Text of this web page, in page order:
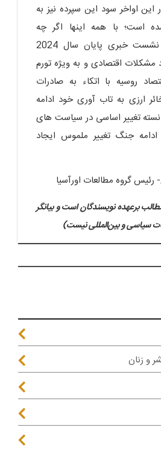
این اواخر سود این سپرده نیز به
است؛ با همه اینها اگر چه
پرزیدنت پوتین در نشست خبری پایان سال 2024
مشکلات اقتصادی و به ویژه تورم
روسیه با اتکاء به صادرات
ارزی به تاب آوری خود ادامه
تغییر اساسی در سیاست های
جنگ تغییر ملموس ایجاد
رئیس گروه مطالعات اورآسیا
برعهده نویسندگان است و بیانگر
سیاسی و بین‌المللی نیست)
و زنان